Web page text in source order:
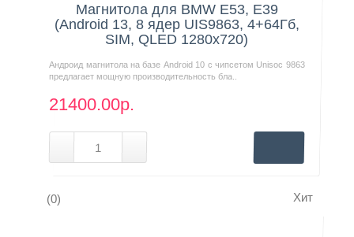
Магнитола для BMW E53, E39
(Android 13, 8 ядер UIS9863, 4+64Гб,
SIM, QLED 1280x720)
Андроид магнитола на базе Android 10 с чипсетом Unisoc 9863
предлагает мощную производительность бла..
21400.00р.
(0) Хит